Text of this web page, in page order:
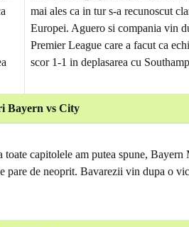
mai ales ca in tur s-a recunoscut
Europei. Aguero si compania vin
Premier League care a facut ca
scor 1-1 in deplasarea cu
Bayern vs City
capitolele am putea spune, Bayern
pare de neoprit. Bavarezii vin dupa o